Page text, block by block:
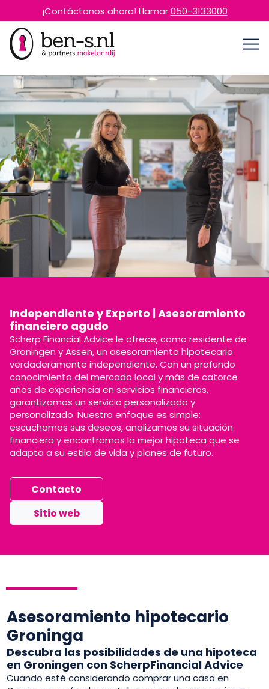
¡Contáctanos ahora! Llamar050-3133000
Independiente y Experto | Asesoramiento
financiero agudo
Scherp Financial Advice le ofrece, como residente de
Groningen y Assen, un asesoramiento hipotecario
verdaderamente independiente. Con un profundo
conocimiento del mercado local y más de catorce
años de experiencia en servicios financieros,
garantizamos un servicio personalizado y
personalizado. Nuestro enfoque es simple:
escuchamos sus deseos, analizamos su situación
financiera y encontramos la mejor hipoteca que se
adapta a su estilo de vida y planes de futuro.
Contacto
Sitio web
Asesoramiento hipotecario
Groninga
Descubra las posibilidades de una hipoteca
en Groningen con ScherpFinancial Advice
Cuando esté considerando comprar una casa en